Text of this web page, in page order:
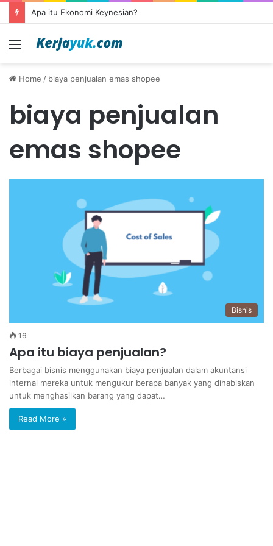
Apa itu Ekonomi Keynesian?
Menu
Home / biaya penjualan emas shopee
biaya penjualan
emas shopee
Bisnis
16
Apa itu biaya penjualan?
Berbagai bisnis menggunakan biaya penjualan dalam akuntansi
internal mereka untuk mengukur berapa banyak yang dihabiskan
untuk menghasilkan barang yang dapat…
Read More »